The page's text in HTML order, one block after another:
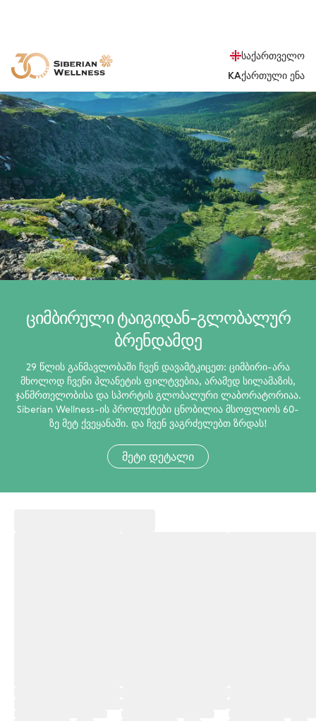
საქართველო
KAქართული ენა
ციმბირული ტაიგიდან-გლობალურ
ბრენდამდე
29 წლის განმავლობაში ჩვენ დავამტკიცეთ: ციმბირი-არა
მხოლოდ ჩვენი პლანეტის ფილტვებია, არამედ სილამაზის,
ჯანმრთელობისა და სპორტის გლობალური ლაბორატორიაა.
Siberian Wellness-ის პროდუქტები ცნობილია მსოფლიოს 60-
ზე მეტ ქვეყანაში. და ჩვენ ვაგრძელებთ ზრდას!
მეტი დეტალი